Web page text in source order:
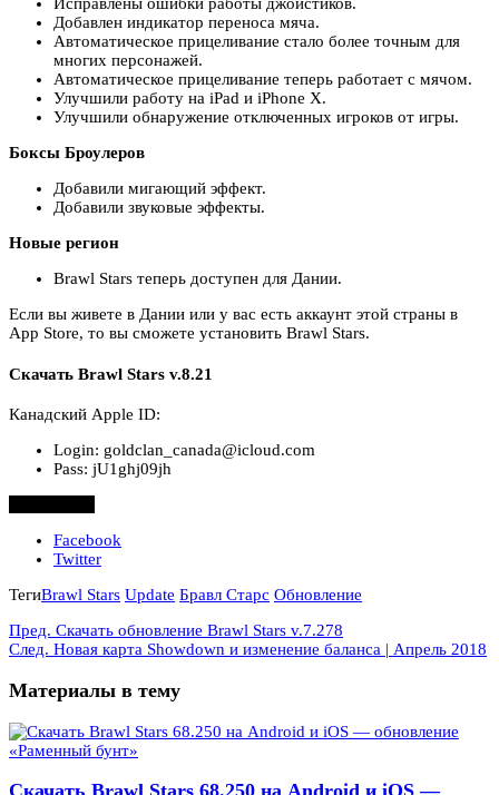
Добавлен индикатор переноса мяча.
Автоматическое прицеливание стало более точным для
многих персонажей.
Автоматическое прицеливание теперь работает с мячом.
Улучшили работу на iPad и iPhone X.
Улучшили обнаружение отключенных игроков от игры.
Боксы Броулеров
Добавили мигающий эффект.
Добавили звуковые эффекты.
Новые регион
Brawl Stars теперь доступен для Дании.
Если вы живете в Дании или у вас есть аккаунт этой страны в
App Store, то вы сможете установить Brawl Stars.
Скачать Brawl Stars v.8.21
Канадский Apple ID:
Login: goldclan_canada@icloud.com
Pass: jU1ghj09jh
Facebook
Twitter
ТегиBrawl Stars Update Бравл Старс Обновление
Пред. Скачать обновление Brawl Stars v.7.278
След. Новая карта Showdown и изменение баланса | Апрель 2018
Материалы в тему